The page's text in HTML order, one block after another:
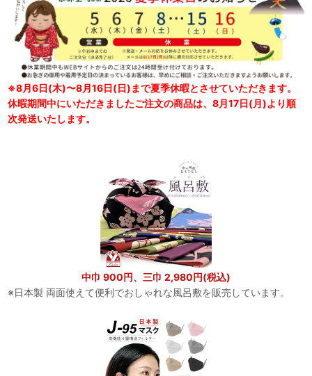
※8月6日(木)〜8月16日(日)まで夏季休暇とさせていただきます。
休暇期間中にいただきましたご注文の商品は、8月17日(月)より順
次発送いたします。
中巾 900円、三巾 2,980円(税込)
※日本製 両面使えて便利でおしゃれな風呂敷を販売しています。